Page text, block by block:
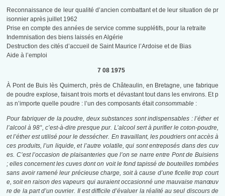
Reconnaissance de leur qualité d’ancien combattant et de leur situation de pr
isonnier après juillet 1962
Prise en compte des années de service comme supplétifs, pour la retraite
Indemnisation des biens laissés en Algérie
Destruction des cités d’accueil de Saint Maurice l’Ardoise et de Bias
Aide à l’emploi
7 08 1975
À Pont de Buis lès Quimerch, près de Châteaulin, en Bretagne, une fabrique
de poudre explose, faisant trois morts et dévastant tout dans les environs. Et p
as n’importe quelle poudre : l’un des composants étaitconsommable :
Pour fabriquer de la poudre, deux substances sont indispensables : l’éther et
l’alcool à 98°, c’est-à-dire presque pur. L’alcool sert à purifier le coton-poudre,
et l’éther est utilisé pour le dessécher. En travaillant, les poudriers ont accès à
ces produits, l’un liquide, et l’autre volatile, qui sont entreposés dans des cuv
es. C’est l’occasion de plaisanteries que l’on se narre entre Pont de Buisiens
; elles concernent les cuves dont on voit le fond tapissé de bouteilles tombées
sans avoir ramené leur précieuse charge, soit à cause d’une ficelle trop court
e, soit en raison des vapeurs qui auraient occasionné une mauvaise manœuv
re de la part d’un ouvrier. Il est difficile d’évaluer la réalité au seul discours de